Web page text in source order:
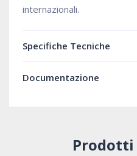
internazionali.
Specifiche Tecniche
Documentazione